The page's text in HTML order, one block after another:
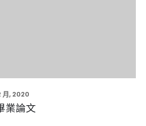
月, 2020
業論文